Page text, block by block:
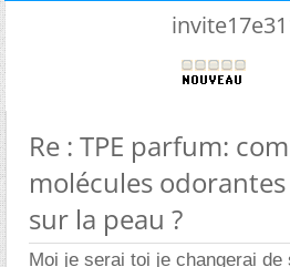
Re : TPE parfum:
molécules
sur la peau ?
Moi je serai toi je changerai